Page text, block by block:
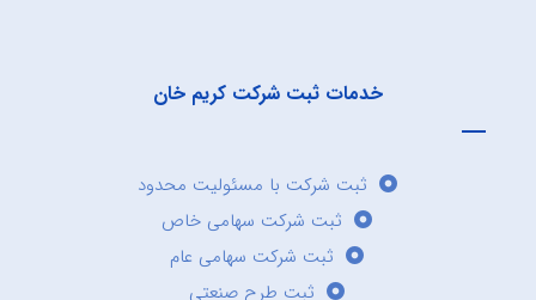
خدمات ثبت شرکت کریم خان
ثبت شرکت با مسئولیت محدود
ثبت شرکت سهامی خاص
ثبت شرکت سهامی عام
ثبت طرح صنعتی